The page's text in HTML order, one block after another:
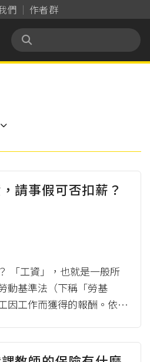
們 作者群
請事假可否扣薪？
「工資」，也就是一般所
動基準法（下稱「勞基
因工作而獲得的報酬。依照